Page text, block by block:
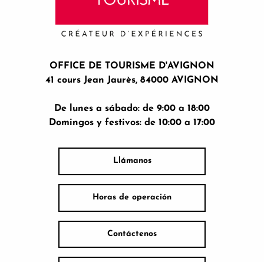
OFFICE DE TOURISME D'AVIGNON
41 cours Jean Jaurès, 84000 AVIGNON
De lunes a sábado: de 9:00 a 18:00
Domingos y festivos: de 10:00 a 17:00
Llámanos
Horas de operación
Contáctenos